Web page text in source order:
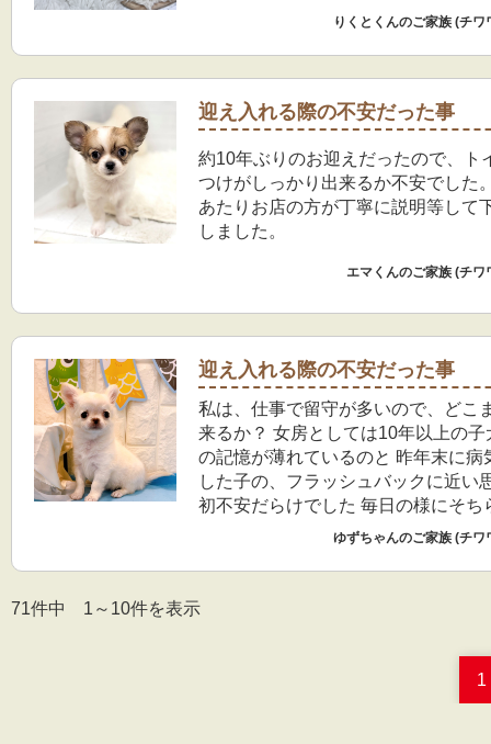
りくとくんのご家族 (チワ
迎え入れる際の不安だった事
約10年ぶりのお迎えだったので、ト
つけがしっかり出来るか不安でした
あたりお店の方が丁寧に説明等して
しました。
エマくんのご家族 (チワ
迎え入れる際の不安だった事
私は、仕事で留守が多いので、どこ
来るか？ 女房としては10年以上の子
の記憶が薄れているのと 昨年末に病
した子の、フラッシュバックに近い
初不安だらけでした 毎日の様にそち
話して、相談しました。 我が家にき
こです 日々の成長は楽しいです
ゆずちゃんのご家族 (チワ
71件中 1～10件を表示
1